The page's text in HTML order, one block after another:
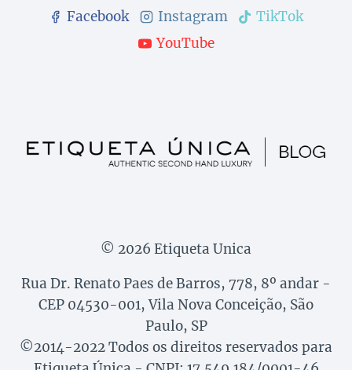
Facebook Instagram
TikTok
YouTube
© 2026 Etiqueta Unica
Rua Dr. Renato Paes de Barros, 778, 8º andar -
CEP 04530-001, Vila Nova Conceição, São
Paulo, SP
©2014-2022 Todos os direitos reservados para